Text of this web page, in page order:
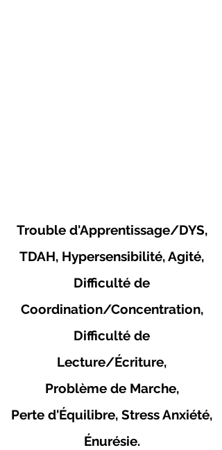
Trouble d'Apprentissage/DYS,
TDAH, Hypersensibilité, Agité,
Difficulté de
Coordination/Concentration,
Difficulté de
Lecture/Écriture,
Problème de Marche,
Perte d'Équilibre, Stress Anxiété,
Énurésie.